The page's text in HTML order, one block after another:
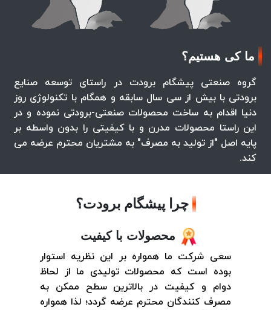
ما کی هستیم؟
گروه صنعتی پیشگام برودت در راستای توسعه صنایع
برودتی با بیش از سی سال سابقه و همگام با تکنولوژی روز
دنیا اقدام به ساخت محصولات صنعتی-برودتی نموده و در
این راستا محصولات مدرن و با کیفیتی را بدون واسطه بر
پایه اصل "از تولید به مصرف" به مشتریان محترم عرضه می
کند.
چرا پیشگام برودت؟
محصولات با کیفیت
سعی شرکت ما همواره بر این نظریه استوار
بوده است که محصولات تولیدی ما از لحاظ
دوام و کیفیت در بالاترین سطح ممکن به
مصرف کنندگان محترم عرضه گردد؛ لذا همواره